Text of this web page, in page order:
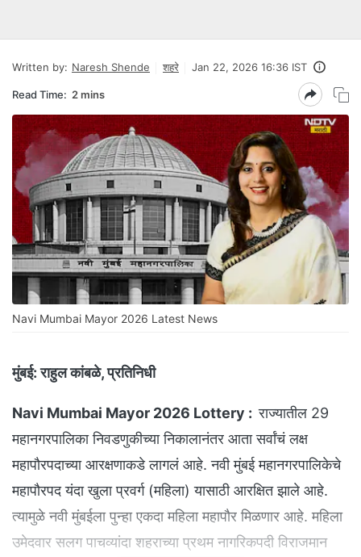
Written by: Naresh Shende शहरे Jan 22, 2026 16:36 IST
Read Time: 2 mins
Navi Mumbai Mayor 2026 Latest News
मुंबई: राहुल कांबळे, प्रतिनिधी
Navi Mumbai Mayor 2026 Lottery :राज्यातील 29
महानगरपालिका निवडणुकीच्या निकालानंतर आता सर्वांचं लक्ष
महापौरपदाच्या आरक्षणाकडे लागलं आहे. नवी मुंबई महानगरपालिकेचे
महापौरपद यंदा खुला प्रवर्ग (महिला) यासाठी आरक्षित झाले आहे.
त्यामुळे नवी मुंबईला पुन्हा एकदा महिला महापौर मिळणार आहे. महिला
उमेदवार सलग पाचव्यांदा शहराच्या प्रथम नागरिकपदी विराजमान